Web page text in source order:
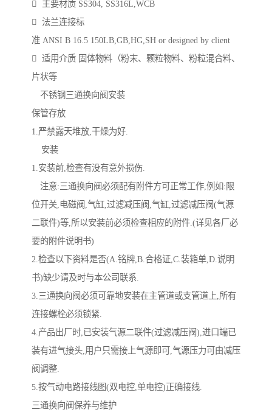
 主要材质 SS304, SS316L,WCB
 法兰连接标
准 ANSI B 16.5 150LB,GB,HG,SH or designed by client
 适用介质 固体物料（粉末、颗粒物料、粉粒混合料、
片状等
不锈钢三通换向阀安装
保管存放
1.严禁露天堆放,干燥为好.
安装
1.安装前,检查有没有意外损伤.
注意:三通换向阀必须配有附件方可正常工作,例如:限
位开关,电磁阀,气缸,过滤减压阀,气缸,过滤减压阀(气源
二联件)等,所以安装前必须检查相应的附件.(详见各厂必
要的附件说明书)
2.检查以下资料是否(A.铭牌,B.合格证,C.装箱单,D.说明
书)缺少请及时与本公司联系.
3.三通换向阀必须可靠地安装在主管道或支管道上,所有
连接螺栓必须锁紧.
4.产品出厂时,已安装气源二联件(过滤减压阀),进口端已
装有进气接头,用户只需接上气源即可,气源压力可由减压
阀调整.
5.按气动电路接线图(双电控,单电控)正确接线.
三通换向阀保养与维护